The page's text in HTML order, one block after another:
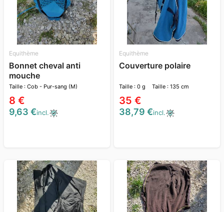
Equithème
Bonnet cheval anti
mouche
Taille : Cob - Pur-sang (M)
8 €
9,63 €incl.
Equithème
Couverture polaire
Taille : 0 g Taille : 135 cm
35 €
38,79 €incl.